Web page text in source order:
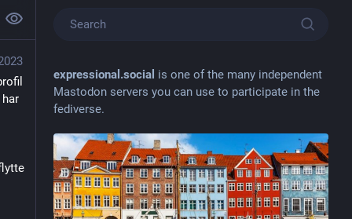
expressional.social is one of the many independent
Mastodon servers you can use to participate in the
fediverse.